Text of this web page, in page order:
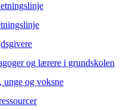
og lærere i grundskolen
og voksne